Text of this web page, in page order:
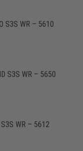
S3S WR – 5610
S3S WR – 5650
S3S WR – 5612